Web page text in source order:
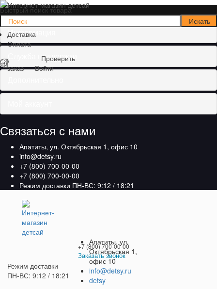
Быстрый поиск товара
Доставка
Оплата
Проверить
заказ
Войти
Информация
Служба поддержки
Связаться с нами
Апатиты, ул. Октябрьская 1, офис 10
info@detsy.ru
+7 (800) 700-00-00
+7 (800) 700-00-00
Режим доставки ПН-ВС: 9:12 / 18:21
+7 (800) 700-00-00
Заказать звонок
+7 (800) 700-00-00
Работаем без выходных
Апатиты, ул.
Октябрьская 1,
офис 10
info@detsy.ru
detsy
Режим доставки
ПН-ВС: 9:12 / 18:21